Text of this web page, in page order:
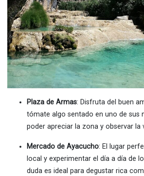
Plaza de Armas: Disfruta del buen
tómate algo sentado en uno de sus
poder apreciar la zona y observar la
Mercado de Ayacucho: El lugar
local y experimentar el día a día de
duda es ideal para degustar rica